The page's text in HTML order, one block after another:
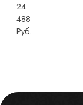
24
488
Руб.